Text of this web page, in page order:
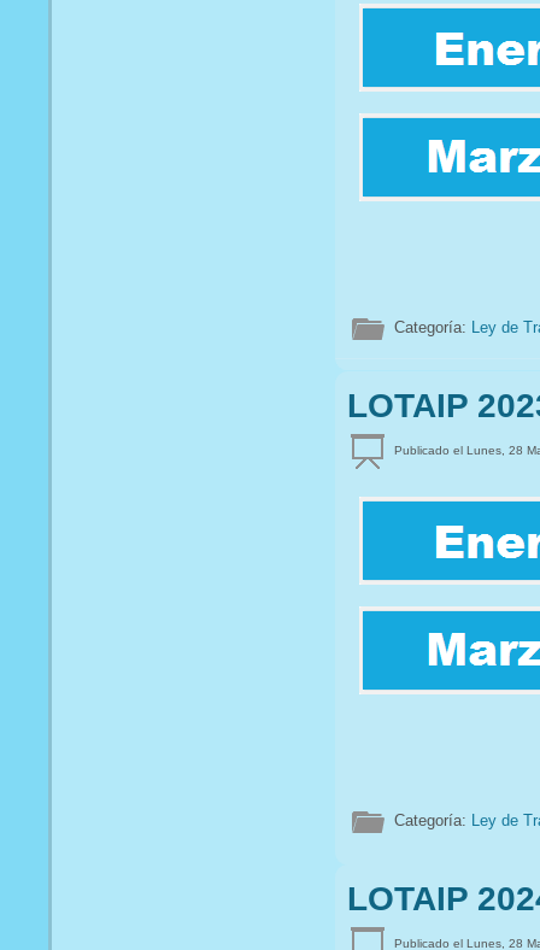
Categoría: Ley de
LOTAIP
Publicado el Lunes, 28
Categoría: Ley de
LOTAIP
Publicado el Lunes, 28